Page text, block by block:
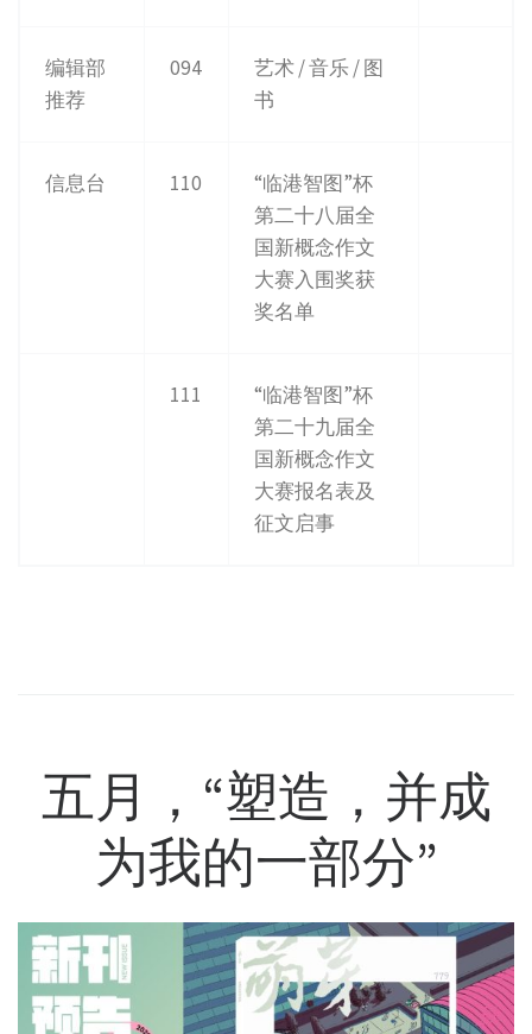
编辑部
推荐
094
艺术 / 音乐 / 图
书
信息台 110
“临港智图”杯
第二十八届全
国新概念作文
大赛入围奖获
奖名单
111
“临港智图”杯
第二十九届全
国新概念作文
大赛报名表及
征文启事
五月，“塑造，并成
为我的一部分”